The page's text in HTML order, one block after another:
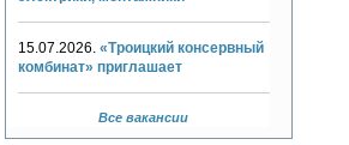
15.07.2026. «Троицкий консервный
комбинат» приглашает
Все вакансии